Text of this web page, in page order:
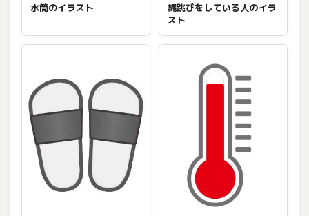
水筒のイラスト
縄跳びをしている人のイラ
スト